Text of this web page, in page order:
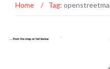
Home / Tag: